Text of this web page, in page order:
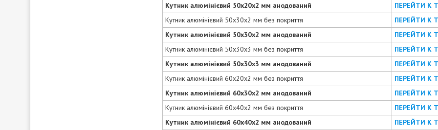
Кутник алюмінієвий 50х20х2 мм анодований
ПЕРЕЙТИ К
Кутник алюмінієвий 50х30х2 мм без покриття
ПЕРЕЙТИ К
Кутник алюмінієвий 50х30х2 мм анодований
ПЕРЕЙТИ К
Кутник алюмінієвий 50х30х3 мм без покриття
ПЕРЕЙТИ К
Кутник алюмінієвий 50х30х3 мм анодований
ПЕРЕЙТИ К
Кутник алюмінієвий 60х20х2 мм без покриття
ПЕРЕЙТИ К
Кутник алюмінієвий 60х30х2 мм анодований
ПЕРЕЙТИ К
Кутник алюмінієвий 60х40х2 мм без покриття
ПЕРЕЙТИ К
Кутник алюмінієвий 60х40х2 мм анодований
ПЕРЕЙТИ К